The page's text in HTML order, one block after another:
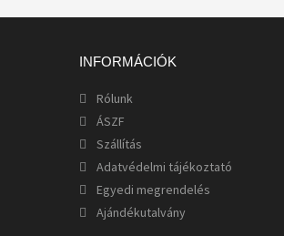
INFORMÁCIÓK
Rólunk
ÁSZF
Szállítás
Adatvédelmi tájékoztató
Egyedi megrendelés
Ajándékutalvány